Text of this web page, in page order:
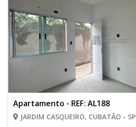
Apartamento - REF: AL188
JARDIM CASQUEIRO, CUBATÃO - SP